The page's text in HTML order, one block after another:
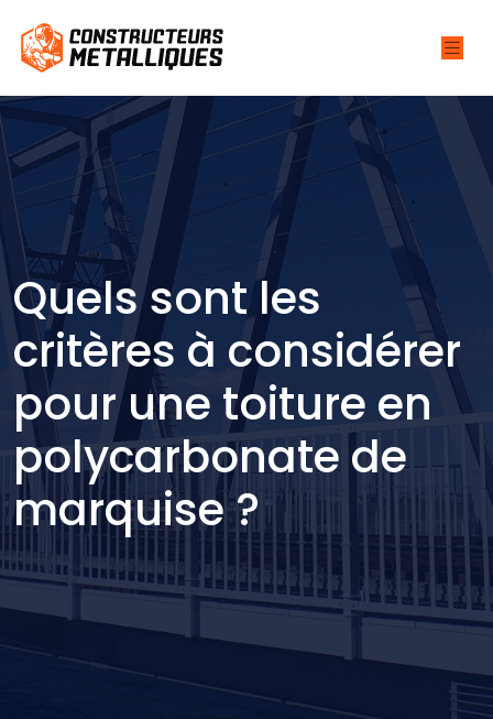
Quels sont les
critères à considérer
pour une toiture en
polycarbonate de
marquise ?